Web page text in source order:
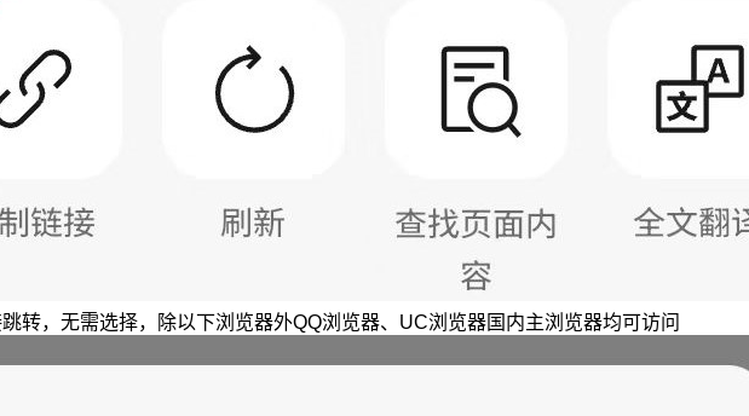
转，无需选择，除以下浏览器外QQ浏览器、UC浏览器国内主浏览器均可访问